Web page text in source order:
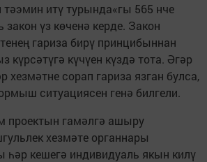
итү турында«гы 565 нче
үз көченә керде. Закон
гариза бирү принцибыннан
күрсәтүгә күчүен күздә тота. Әгәр
хезмәтне сорап гариза язган булса,
ситуациясен генә билгели.
проектын гамәлгә ашыру
хезмәте органнары
һәр кешегә индивидуаль якын килү